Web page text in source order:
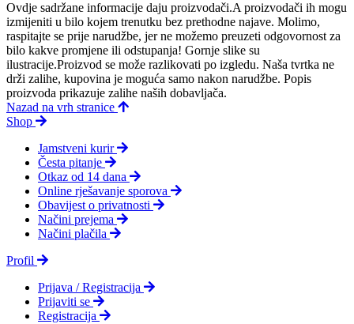
Ovdje sadržane informacije daju proizvodači.A proizvodači ih mogu
izmijeniti u bilo kojem trenutku bez prethodne najave. Molimo,
raspitajte se prije narudžbe, jer ne možemo preuzeti odgovornost za
bilo kakve promjene ili odstupanja! Gornje slike su
ilustracije.Proizvod se može razlikovati po izgledu. Naša tvrtka ne
drži zalihe, kupovina je moguća samo nakon narudžbe. Popis
proizvoda prikazuje zalihe naših dobavljača.
Nazad na vrh stranice
Shop
Jamstveni kurir
Česta pitanje
Otkaz od 14 dana
Online rješavanje sporova
Obavijest o privatnosti
Načini prejema
Načini plačila
Profil
Prijava / Registracija
Prijaviti se
Registracija